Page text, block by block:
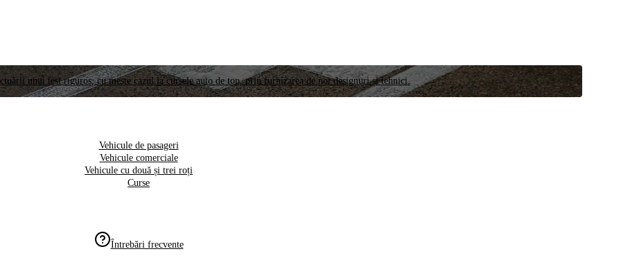
unui test riguros, cu meste cazul la cursele auto de top, prin furnizarea de noi designuri și tehnici.
Vehicule de pasageri
Vehicule comerciale
Vehicule cu două și trei roți
Curse
Întrebări frecvente